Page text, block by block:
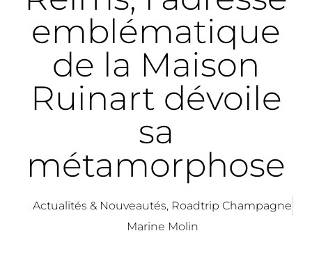
emblématique
de la Maison
Ruinart dévoile
sa
métamorphose
Actualités & Nouveautés, Roadtrip Champagne
Marine Molin